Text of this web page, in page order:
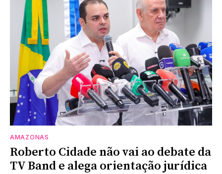
AMAZONAS
Roberto Cidade não vai ao debate da
TV Band e alega orientação jurídica